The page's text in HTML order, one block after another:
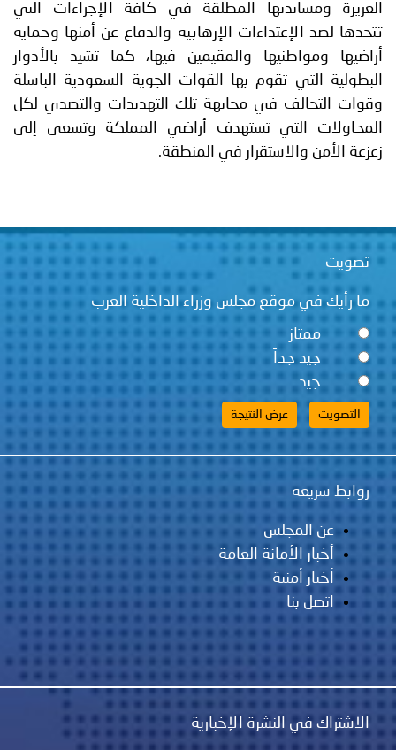
العزيزة ومساندتها المطلقة في كافة الإجراءات التي
تتخذها لصد الإعتداءات الإرهابية والدفاع عن أمنها وحماية
أراضيها ومواطنيها والمقيمين فيها، كما تشيد بالأدوار
البطولية التي تقوم بها القوات الجوية السعودية الباسلة
وقوات التحالف في مجابهة تلك التهديدات والتصدي لكل
المحاولات التي تستهدف أراضي المملكة وتسعى إلى
زعزعة الأمن والاستقرار في المنطقة.
تصويت
ما رأيك في موقع مجلس وزراء الداخلية العرب
ممتاز
جيد جداً
جيد
روابط سريعة
عن المجلس
أخبار الأمانة العامة
أخبار أمنية
اتصل بنا
الاشتراك في النشرة الإخبارية